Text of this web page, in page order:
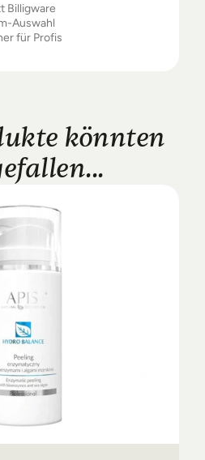
Billigware
Auswahl
für Profis
könnten